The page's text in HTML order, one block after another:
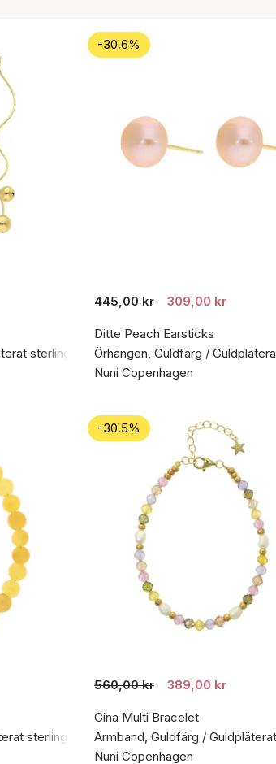
sterlingsilver 925
-30.6%
445,00 kr 309,00 kr
Ditte Peach Earsticks
Örhängen, Guldfärg /
Nuni Copenhagen
sterlingsilver 925
-30.5%
560,00 kr 389,00 kr
Gina Multi Bracelet
Armband, Guldfärg /
Nuni Copenhagen